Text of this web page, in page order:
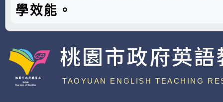
學效能。
桃園市政府英
中心
TAOYUAN ENGLISH TEACHING